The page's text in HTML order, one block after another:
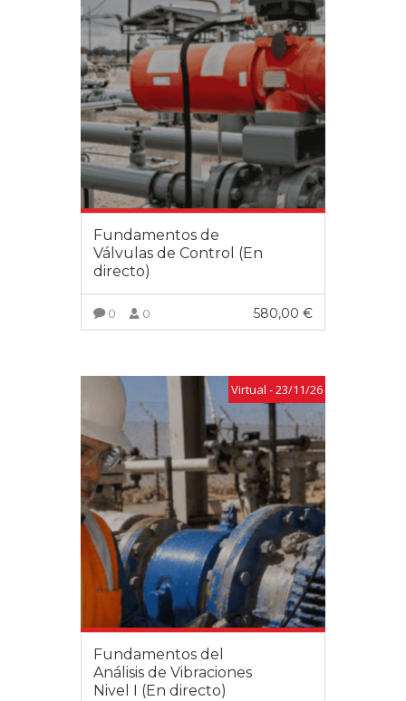
Fundamentos de
Válvulas de Control (En
directo)
0 0 580,00 €
Virtual - 23/11/26
Fundamentos del
Análisis de Vibraciones
Nivel I (En directo)